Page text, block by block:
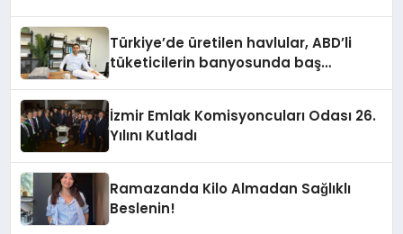
Türkiye’de üretilen havlular, ABD’li
tüketicilerin banyosunda baş
İzmir Emlak Komisyoncuları Odası 26.
Yılını Kutladı
Ramazanda Kilo Almadan Sağlıklı
Beslenin!